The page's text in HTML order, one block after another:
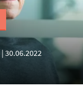
30.06.2022